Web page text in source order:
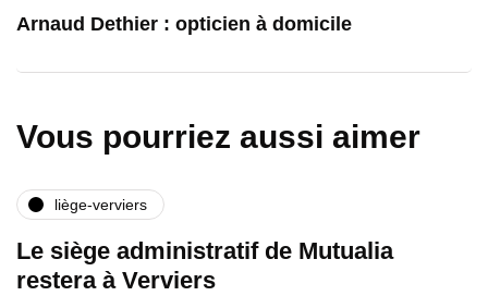
Arnaud Dethier : opticien à domicile
Vous pourriez aussi aimer
liège-verviers
Le siège administratif de Mutualia
restera à Verviers